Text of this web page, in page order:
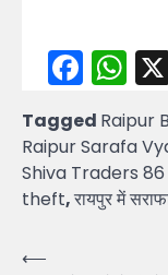
Tagged Raipur
Raipur Sarafa
Shiva Traders
theft,रायपुर में
Post
⟵